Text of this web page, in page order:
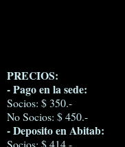
PRECIOS:
- Pago en la sede:
Socios: $ 350.-
No Socios: $ 450.-
- Deposito en Abitab: